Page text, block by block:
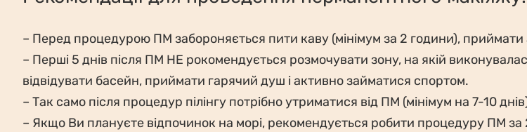
– Перед процедурою ПМ забороняється пити каву (мінімум за 2 години), приймати
– Перші 5 днів після ПМ НЕ рокомендується розмочувати зону, на якій
відвідувати басейн, приймати гарячий душ і активно займатися спортом.
– Так само після процедур пілінгу потрібно утриматися від ПМ (мінімум на 7-10
– Якщо Ви плануєте відпочинок на морі, рекомендується робити процедуру ПМ за